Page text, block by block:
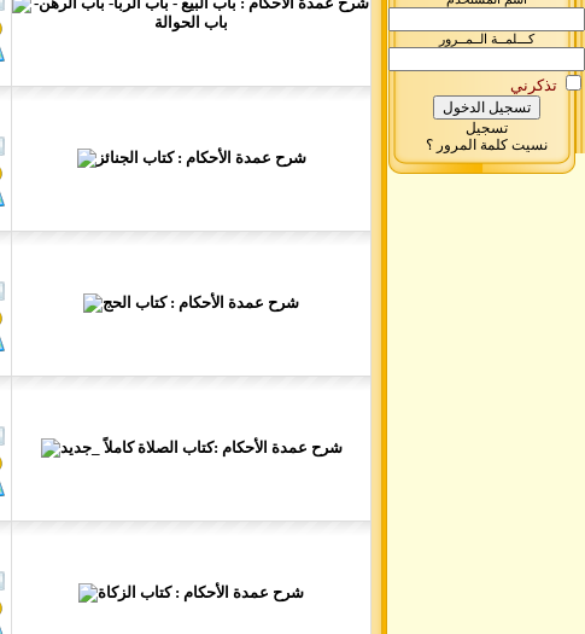
كـــلمــة الــمــرور
تذكرني
تسجيل
نسيت كلمة المرور ؟